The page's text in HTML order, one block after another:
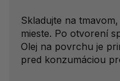
Skladujte na
mieste. Po otvorení
Olej na povrchu je
pred konzumáciou